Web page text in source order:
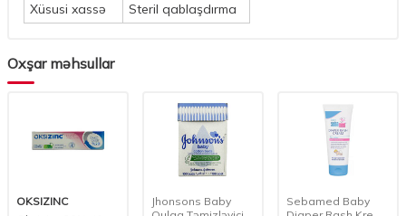
Xüsusi xassə
Steril qablaşdırma
Oxşar məhsullar
OKSIZINC
Jhonsons Baby
Sebamed Baby